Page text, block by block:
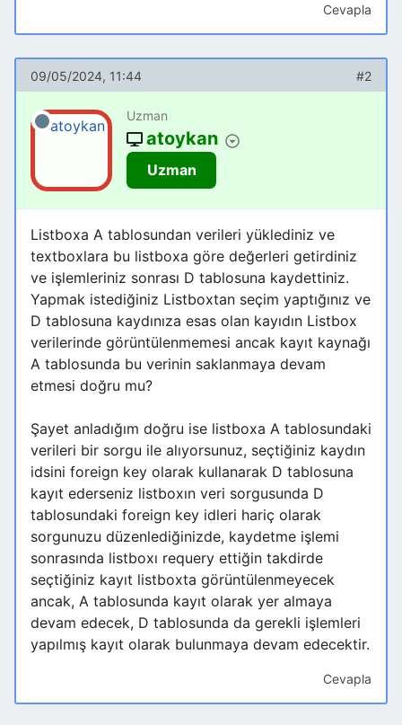
Cevapla
09/05/2024, 11:44 #2
Uzman
atoykan
Uzman
Listboxa A tablosundan verileri yüklediniz ve
textboxlara bu listboxa göre değerleri getirdiniz
ve işlemleriniz sonrası D tablosuna kaydettiniz.
Yapmak istediğiniz Listboxtan seçim yaptığınız ve
D tablosuna kaydınıza esas olan kayıdın Listbox
verilerinde görüntülenmemesi ancak kayıt kaynağı
A tablosunda bu verinin saklanmaya devam
etmesi doğru mu?
Şayet anladığım doğru ise listboxa A tablosundaki
verileri bir sorgu ile alıyorsunuz, seçtiğiniz kaydın
idsini foreign key olarak kullanarak D tablosuna
kayıt ederseniz listboxın veri sorgusunda D
tablosundaki foreign key idleri hariç olarak
sorgunuzu düzenlediğinizde, kaydetme işlemi
sonrasında listboxı requery ettiğin takdirde
seçtiğiniz kayıt listboxta görüntülenmeyecek
ancak, A tablosunda kayıt olarak yer almaya
devam edecek, D tablosunda da gerekli işlemleri
yapılmış kayıt olarak bulunmaya devam edecektir.
Cevapla